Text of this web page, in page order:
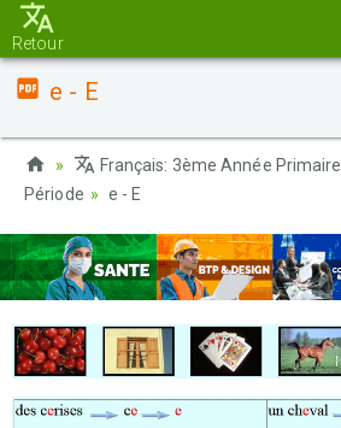
Retour
e - E
Français: 3ème Année Primaire
Période
e - E